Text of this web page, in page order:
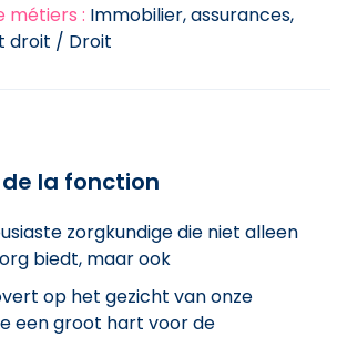
métiers : Immobilier, assurances,
droit / Droit
la fonction
zorgkundige die niet alleen
biedt, maar ook
op het gezicht van onze
een groot hart voor de